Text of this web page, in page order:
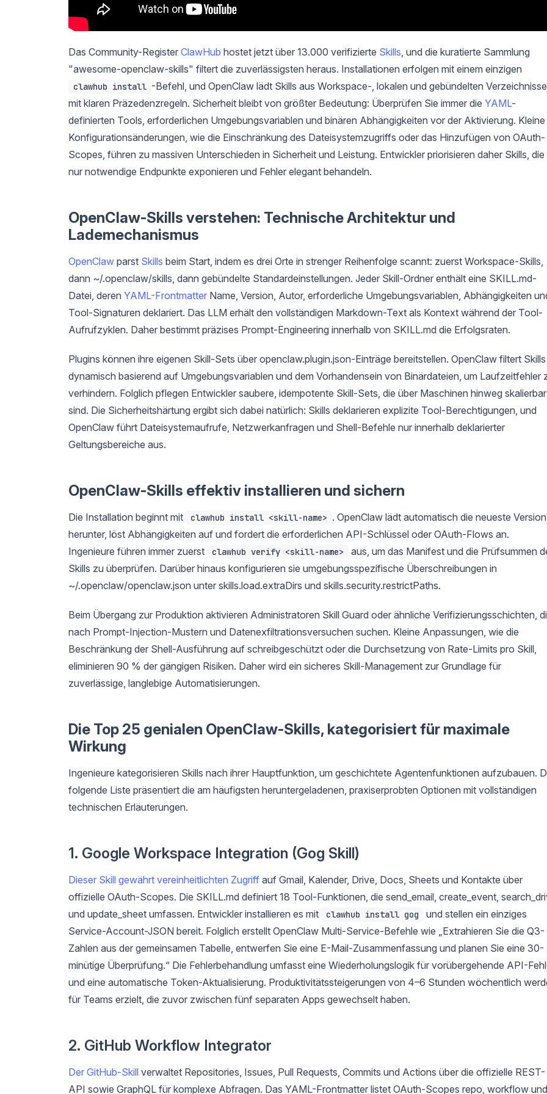
Das Community-Register ClawHub hostet jetzt über 13.000 verifizierte Skills , und die kuratierte Sammlung
"awesome-openclaw-skills" filtert die zuverlässigsten heraus. Installationen erfolgen mit einem einzigen
clawhub install -Befehl, und OpenClaw lädt Skills aus Workspace-, lokalen und gebündelten
mit klaren Präzedenzregeln. Sicherheit bleibt von größter Bedeutung: Überprüfen Sie immer die YAML-
definierten Tools, erforderlichen Umgebungsvariablen und binären Abhängigkeiten vor der Aktivierung. Kleine
Konfigurationsänderungen, wie die Einschränkung des Dateisystemzugriffs oder das Hinzufügen von OAuth-
Scopes, führen zu massiven Unterschieden in Sicherheit und Leistung. Entwickler priorisieren daher Skills, die
nur notwendige Endpunkte exponieren und Fehler elegant behandeln.
OpenClaw-Skills verstehen: Technische Architektur und
Lademechanismus
OpenClaw parst Skills beim Start, indem es drei Orte in strenger Reihenfolge scannt: zuerst Workspace-Skills,
dann ~/.openclaw/skills, dann gebündelte Standardeinstellungen. Jeder Skill-Ordner enthält eine SKILL.md-
Datei, deren YAML-Frontmatter Name, Version, Autor, erforderliche Umgebungsvariablen, Abhängigkeiten
Tool-Signaturen deklariert. Das LLM erhält den vollständigen Markdown-Text als Kontext während der Tool-
Aufrufzyklen. Daher bestimmt präzises Prompt-Engineering innerhalb von SKILL.md die Erfolgsraten.
Plugins können ihre eigenen Skill-Sets über openclaw.plugin.json-Einträge bereitstellen. OpenClaw filtert Skills
dynamisch basierend auf Umgebungsvariablen und dem Vorhandensein von Binärdateien, um Laufzeitfehler
verhindern. Folglich pflegen Entwickler saubere, idempotente Skill-Sets, die über Maschinen hinweg skalierbar
sind. Die Sicherheitshärtung ergibt sich dabei natürlich: Skills deklarieren explizite Tool-Berechtigungen, und
OpenClaw führt Dateisystemaufrufe, Netzwerkanfragen und Shell-Befehle nur innerhalb deklarierter
Geltungsbereiche aus.
OpenClaw-Skills effektiv installieren und sichern
Die Installation beginnt mit clawhub install <skill-name> . OpenClaw lädt automatisch die neueste Version
herunter, löst Abhängigkeiten auf und fordert die erforderlichen API-Schlüssel oder OAuth-Flows an.
Ingenieure führen immer zuerst
clawhub verify <skill-name>
aus, um das Manifest und die Prüfsummen
Skills zu überprüfen. Darüber hinaus konfigurieren sie umgebungsspezifische Überschreibungen in
~/.openclaw/openclaw.json unter skills.load.extraDirs und skills.security.restrictPaths.
Beim Übergang zur Produktion aktivieren Administratoren Skill Guard oder ähnliche Verifizierungsschichten,
nach Prompt-Injection-Mustern und Datenexfiltrationsversuchen suchen. Kleine Anpassungen, wie die
Beschränkung der Shell-Ausführung auf schreibgeschützt oder die Durchsetzung von Rate-Limits pro Skill,
eliminieren 90 % der gängigen Risiken. Daher wird ein sicheres Skill-Management zur Grundlage für
zuverlässige, langlebige Automatisierungen.
Die Top 25 genialen OpenClaw-Skills, kategorisiert für maximale
Wirkung
Ingenieure kategorisieren Skills nach ihrer Hauptfunktion, um geschichtete Agentenfunktionen aufzubauen.
folgende Liste präsentiert die am häufigsten heruntergeladenen, praxiserprobten Optionen mit vollständigen
technischen Erläuterungen.
1. Google Workspace Integration (Gog Skill)
Dieser Skill gewährt vereinheitlichten Zugriff auf Gmail, Kalender, Drive, Docs, Sheets und Kontakte über
offizielle OAuth-Scopes. Die SKILL.md definiert 18 Tool-Funktionen, die send_email, create_event,
und update_sheet umfassen. Entwickler installieren es mit
clawhub install gog
und stellen ein einziges
Service-Account-JSON bereit. Folglich erstellt OpenClaw Multi-Service-Befehle wie „Extrahieren Sie die Q3-
Zahlen aus der gemeinsamen Tabelle, entwerfen Sie eine E-Mail-Zusammenfassung und planen Sie eine 30-
minütige Überprüfung.“ Die Fehlerbehandlung umfasst eine Wiederholungslogik für vorübergehende API-
und eine automatische Token-Aktualisierung. Produktivitätssteigerungen von 4–6 Stunden wöchentlich
für Teams erzielt, die zuvor zwischen fünf separaten Apps gewechselt haben.
2. GitHub Workflow Integrator
Der GitHub-Skill verwaltet Repositories, Issues, Pull Requests, Commits und Actions über die offizielle REST-
API sowie GraphQL für komplexe Abfragen. Das YAML-Frontmatter listet OAuth-Scopes repo, workflow und